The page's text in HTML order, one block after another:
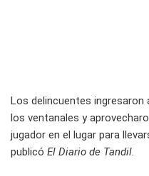
Los delincuentes
los ventanales y
jugador en el lugar para
publicó El Diario de Tandil.